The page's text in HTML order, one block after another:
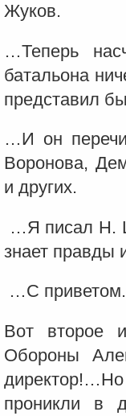
Жуков.
…Теперь
батальона
представил
…И он
Воронова,
и других.
…Я писал Н.
знает правды
…С
Вот второе
Обороны
проникли в